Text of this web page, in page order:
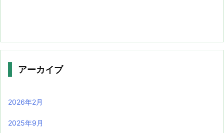
アーカイブ
2026年2月
2025年9月